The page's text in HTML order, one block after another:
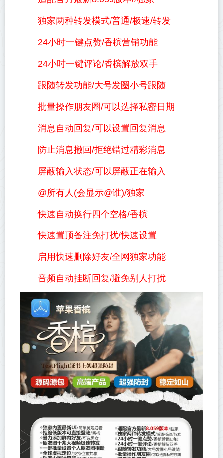
独家两种转发模式/普通/极速/转发
24小时一键点赞/香槟营销功能
24小时一键评论/香槟解放双手
跟随转发功能/大号发圈小号跟随
批量操作朋友圈/可以选择私密日期
消息自动回复/可以设置回复消息
防止消息撤回/拒绝错过精彩消息
屏蔽输入状态/可以屏蔽正在输入
@所有人(会显示@谁)/独家
快速自动换行四个空格/香槟
快速置顶备注免打扰/快速设置
启用快速删除好友/全网独家功能
音频自动挂断回复/避免别人打扰